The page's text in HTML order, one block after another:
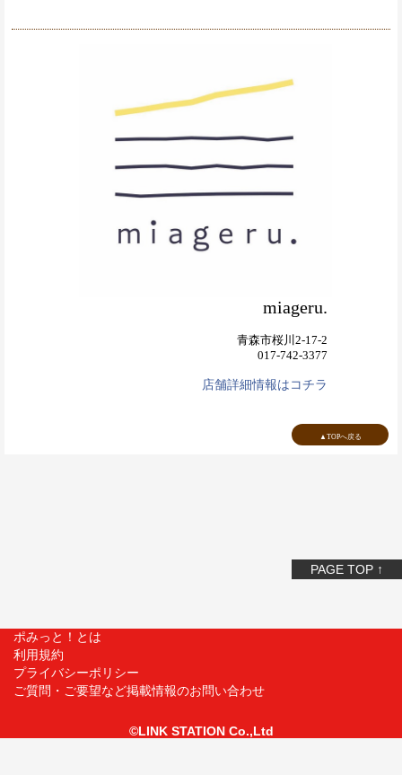
miageru.
青森市桜川2-17-2
017-742-3377
店舗詳細情報はコチラ
▲TOPへ戻る
PAGE TOP ↑
ポみっと！とは
利用規約
プライバシーポリシー
ご質問・ご要望など掲載情報のお問い合わせ
©LINK STATION Co.,Ltd